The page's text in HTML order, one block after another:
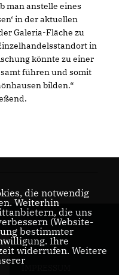
man anstelle eines
in der aktuellen
Galeria-Fläche zu
in
könnte zu einer
führen und somit
bilden.“
die notwendig
Weiterhin
die uns
(Website-
bestimmter
Ihre
widerrufen. Weitere